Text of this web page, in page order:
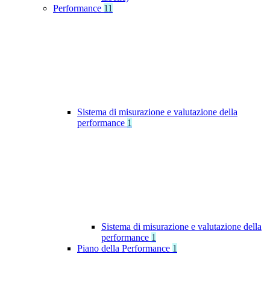
Performance 11
Sistema di misurazione e valutazione della
performance 1
Sistema di misurazione e valutazione della
performance 1
Piano della Performance 1